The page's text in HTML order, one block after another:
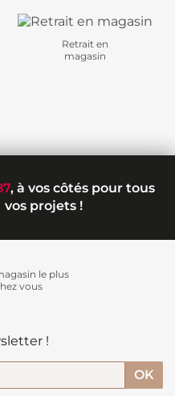
Retrait en
magasin
, à vos côtés pour tous
vos projets !
le plus
vous
!